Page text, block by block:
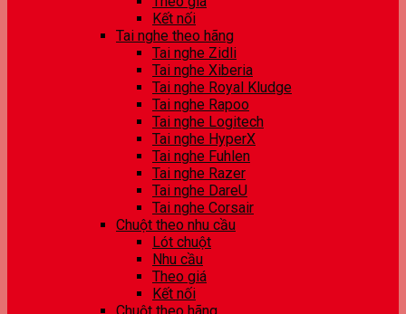
Kết nối
Tai nghe theo hãng
Tai nghe Zidli
Tai nghe Xiberia
Tai nghe Royal Kludge
Tai nghe Rapoo
Tai nghe Logitech
Tai nghe HyperX
Tai nghe Fuhlen
Tai nghe Razer
Tai nghe DareU
Tai nghe Corsair
Chuột theo nhu cầu
Lót chuột
Nhu cầu
Theo giá
Kết nối